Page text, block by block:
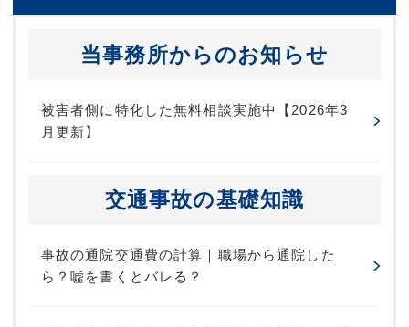
当事務所からのお知らせ
被害者側に特化した無料相談実施中【2026年3
月更新】
交通事故の基礎知識
事故の通院交通費の計算｜職場から通院した
ら？嘘を書くとバレる？